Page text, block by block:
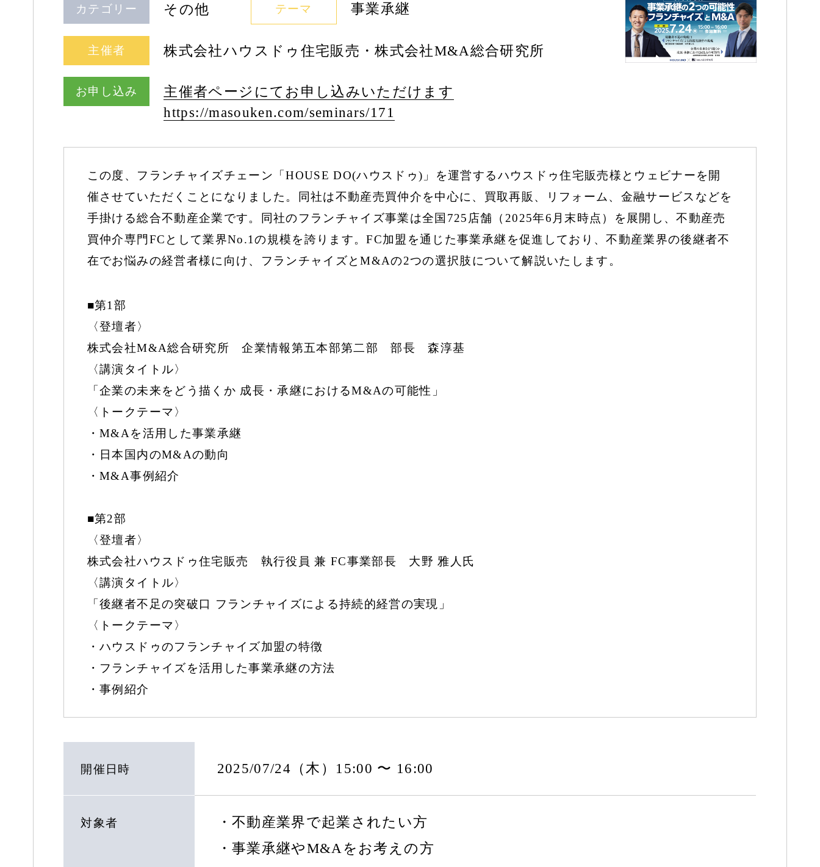
カテゴリー その他 テーマ 事業承継
主催者 株式会社ハウスドゥ住宅販売・株式会社M&A総合研究所
お申し込み
主催者ページにてお申し込みいただけます
https://masouken.com/seminars/171
この度、フランチャイズチェーン「HOUSE DO(ハウスドゥ)」を運営するハウスドゥ住宅販売様とウェビナーを開
催させていただくことになりました。同社は不動産売買仲介を中心に、買取再販、リフォーム、金融サービスなどを
手掛ける総合不動産企業です。同社のフランチャイズ事業は全国725店舗（2025年6月末時点）を展開し、不動産売
買仲介専門FCとして業界No.1の規模を誇ります。FC加盟を通じた事業承継を促進しており、不動産業界の後継者不
在でお悩みの経営者様に向け、フランチャイズとM&Aの2つの選択肢について解説いたします。
■第1部
〈登壇者〉
株式会社M&A総合研究所 企業情報第五本部第二部 部長 森淳基
〈講演タイトル〉
「企業の未来をどう描くか 成長・承継におけるM&Aの可能性」
〈トークテーマ〉
・M&Aを活用した事業承継
・日本国内のM&Aの動向
・M&A事例紹介
■第2部
〈登壇者〉
株式会社ハウスドゥ住宅販売 執行役員 兼 FC事業部長 大野 雅人氏
〈講演タイトル〉
「後継者不足の突破口 フランチャイズによる持続的経営の実現」
〈トークテーマ〉
・ハウスドゥのフランチャイズ加盟の特徴
・フランチャイズを活用した事業承継の方法
・事例紹介
開催日時 2025/07/24（木）15:00 〜 16:00
対象者
・不動産業界で起業されたい方
・事業承継やM&Aをお考えの方